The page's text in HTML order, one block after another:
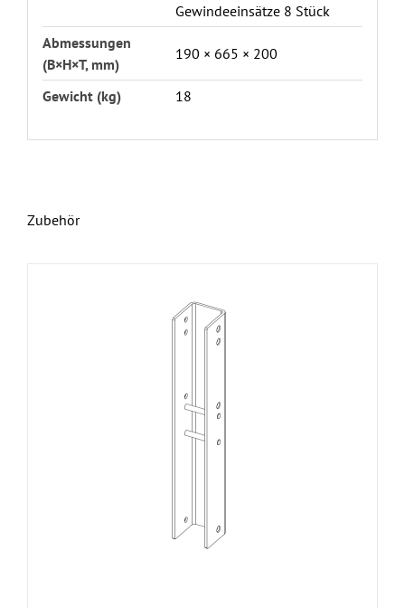
Gewindeeinsätze 8 Stück
Abmessungen
(B×H×T, mm)
190 × 665 × 200
Gewicht (kg) 18
Zubehör